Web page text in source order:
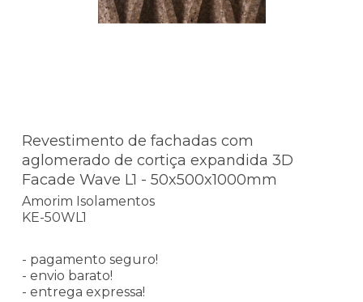
Revestimento de fachadas com
aglomerado de cortiça expandida 3D
Facade Wave L1 - 50x500x1000mm
Amorim Isolamentos
KE-50WL1
- pagamento seguro!
- envio barato!
- entrega expressa!